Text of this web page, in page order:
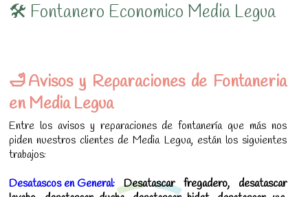
🛠 Fontanero Economico Media Legua
🛁Avisos y Reparaciones de Fontaneria
en Media Legua
Entre los avisos y reparaciones de fontanería que más nos
piden nuestros clientes de Media Legua, están los siguientes
trabajos:
Desatascos en General: Desatascar fregadero, desatascar